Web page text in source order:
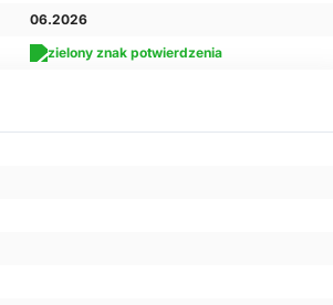
06.2026